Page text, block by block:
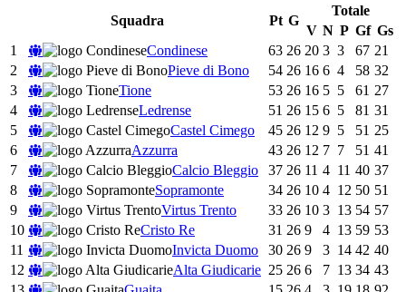
Squadra
Pt G
Totale
V N P Gf Gs
1
Condinese 63 26 20 3 3 67 21
2
Pieve di Bono 54 26 16 6 4 58 32
3
Tione 53 26 16 5 5 61 27
4
Ledrense 51 26 15 6 5 81 31
5
Castel Cimego 45 26 12 9 5 51 25
6
Azzurra 43 26 12 7 7 51 41
7
Calcio Bleggio 37 26 11 4 11 40 37
8
Sopramonte 34 26 10 4 12 50 51
9
Virtus Trento 33 26 10 3 13 54 57
10
Cristo Re 31 26 9 4 13 59 53
11
Invicta Duomo 30 26 9 3 14 42 40
12
Alta Giudicarie 25 26 6 7 13 34 43